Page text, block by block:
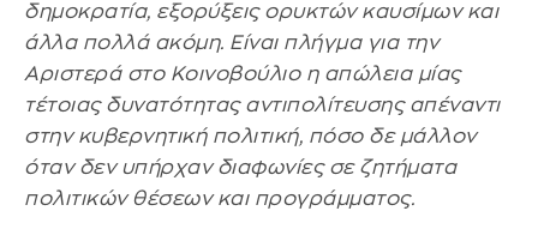
δημοκρατία, εξορύξεις ορυκτών καυσίμων και
άλλα πολλά ακόμη. Είναι πλήγμα για την
Αριστερά στο Κοινοβούλιο η απώλεια μίας
τέτοιας δυνατότητας αντιπολίτευσης απέναντι
στην κυβερνητική πολιτική, πόσο δε μάλλον
όταν δεν υπήρχαν διαφωνίες σε ζητήματα
πολιτικών θέσεων και προγράμματος.